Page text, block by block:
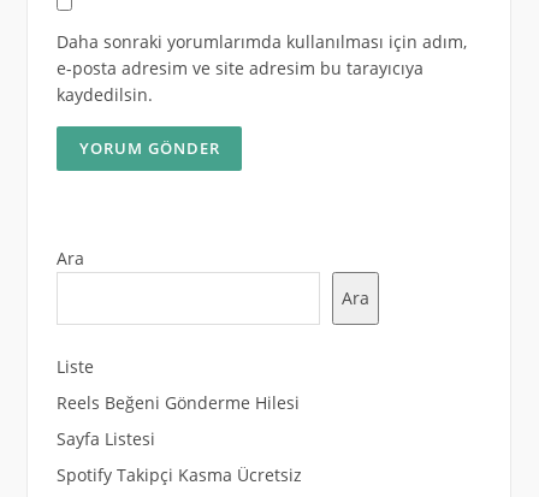
Daha sonraki yorumlarımda kullanılması için adım,
e-posta adresim ve site adresim bu tarayıcıya
kaydedilsin.
Ara
Ara
Liste
Reels Beğeni Gönderme Hilesi
Sayfa Listesi
Spotify Takipçi Kasma Ücretsiz